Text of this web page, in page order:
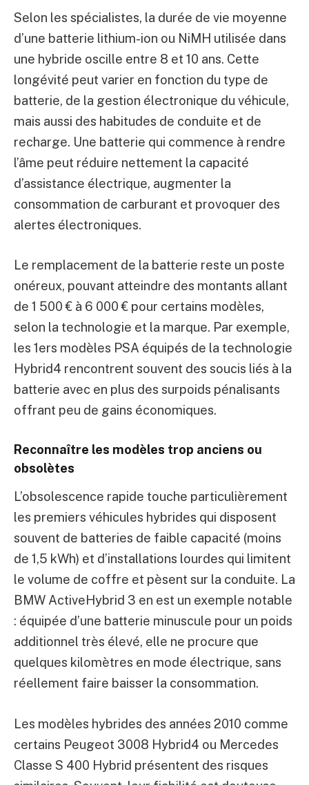
Selon les spécialistes, la durée de vie moyenne
d’une batterie lithium-ion ou NiMH utilisée dans
une hybride oscille entre 8 et 10 ans. Cette
longévité peut varier en fonction du type de
batterie, de la gestion électronique du véhicule,
mais aussi des habitudes de conduite et de
recharge. Une batterie qui commence à rendre
l’âme peut réduire nettement la capacité
d’assistance électrique, augmenter la
consommation de carburant et provoquer des
alertes électroniques.
Le remplacement de la batterie reste un poste
onéreux, pouvant atteindre des montants allant
de 1 500 € à 6 000 € pour certains modèles,
selon la technologie et la marque. Par exemple,
les 1ers modèles PSA équipés de la technologie
Hybrid4 rencontrent souvent des soucis liés à la
batterie avec en plus des surpoids pénalisants
offrant peu de gains économiques.
Reconnaître les modèles trop anciens ou
obsolètes
L’obsolescence rapide touche particulièrement
les premiers véhicules hybrides qui disposent
souvent de batteries de faible capacité (moins
de 1,5 kWh) et d’installations lourdes qui limitent
le volume de coffre et pèsent sur la conduite. La
BMW ActiveHybrid 3 en est un exemple notable
: équipée d’une batterie minuscule pour un poids
additionnel très élevé, elle ne procure que
quelques kilomètres en mode électrique, sans
réellement faire baisser la consommation.
Les modèles hybrides des années 2010 comme
certains Peugeot 3008 Hybrid4 ou Mercedes
Classe S 400 Hybrid présentent des risques